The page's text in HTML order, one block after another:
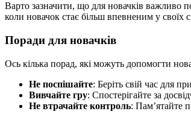
Варто зазначити, що для новачків важливо
коли новачок стає більш впевненим у
Поради для новачків
Ось кілька порад, які можуть допомогти
Не поспішайте: Беріть свій час для
Вивчайте гру: Спостерігайте за
Не втрачайте контроль: Пам’ятайте